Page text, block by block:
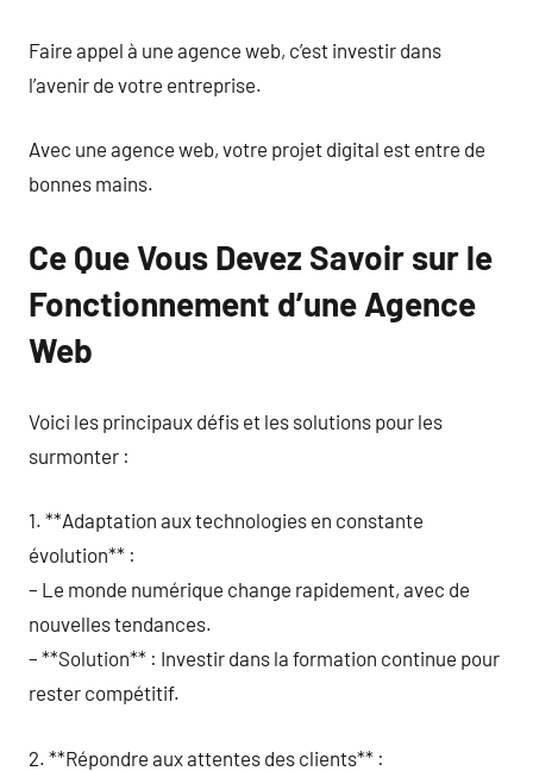
Faire appel à une agence web, c’est investir dans
l’avenir de votre entreprise.
Avec une agence web, votre projet digital est entre de
bonnes mains.
Ce Que Vous Devez Savoir sur le
Fonctionnement d’une Agence
Web
Voici les principaux défis et les solutions pour les
surmonter :
1. **Adaptation aux technologies en constante
évolution** :
– Le monde numérique change rapidement, avec de
nouvelles tendances.
– **Solution** : Investir dans la formation continue pour
rester compétitif.
2. **Répondre aux attentes des clients** :